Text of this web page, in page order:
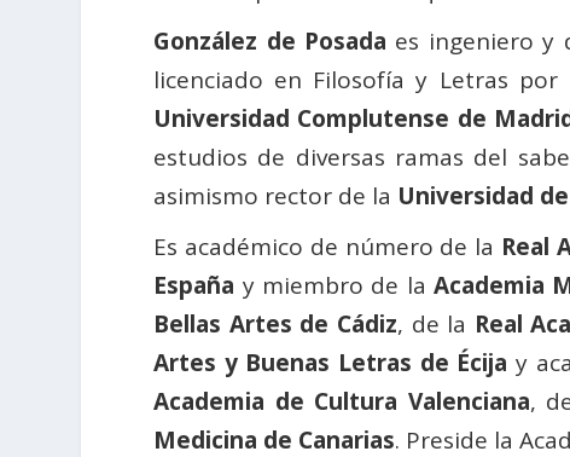
González de Posada es ingeniero y
licenciado en Filosofía y Letras por
Universidad Complutense de
estudios de diversas ramas del
asimismo rector de la Universidad
Es académico de número de la Real
España y miembro de la Academia
Bellas Artes de Cádiz, de la Real
Artes y Buenas Letras de Écija y
Academia de Cultura Valenciana,
Medicina de Canarias. Preside la